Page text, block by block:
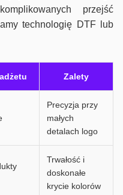
przejść
technologię DTF lub
Zalety
Precyzja przy
małych
detalach logo
Trwałość i
doskonałe
krycie kolorów